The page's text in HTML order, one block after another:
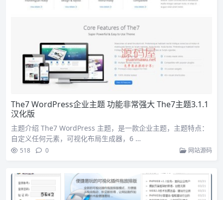
The7 WordPress企业主题 功能非常强大 The7主题3.1.1
汉化版
主题介绍 The7 WordPress 主题，是一款企业主题，主题特点：
自定义任何元素，可视化布局生成器，6 …
518 0 网站源码